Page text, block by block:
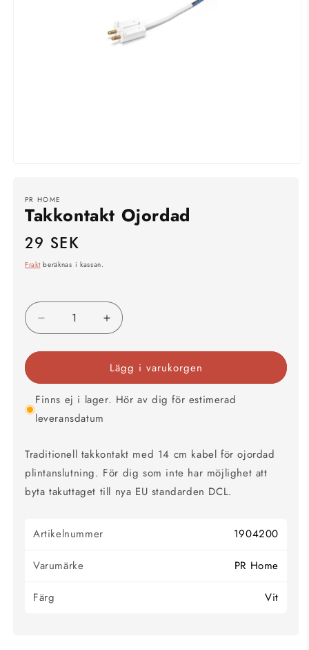
modalfönster
PR HOME
Takkontakt Ojordad
Ordinarie
pris
29 SEK
Fraktberäknas i kassan.
Minska
kvantitet
för
Ojordad
Öka
kvantitet
för
Takkontakt
Ojordad
Lägg i varukorgen
Finns ej i lager. Hör av dig för estimerad
leveransdatum
Traditionell takkontakt med 14 cm kabel för ojordad
plintanslutning. För dig som inte har möjlighet att
byta takuttaget till nya EU standarden DCL.
Artikelnummer 1904200
Varumärke PR Home
Färg Vit